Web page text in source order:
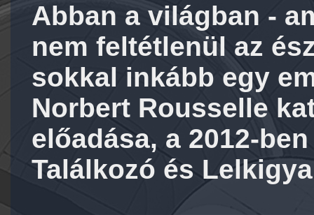
Abban a világban -
nem feltétlenül az
sokkal inkább egy
Norbert Rousselle
előadása, a 2012-
Találkozó és